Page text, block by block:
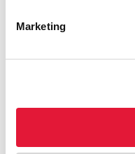
Marketing